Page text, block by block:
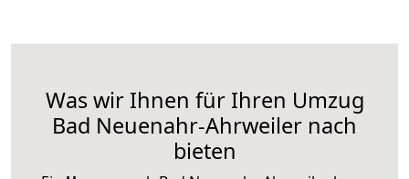
Was wir Ihnen für Ihren Umzug
Bad Neuenahr-Ahrweiler nach
bieten